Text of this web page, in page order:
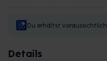
Du erhältst voraussichtlich
Details